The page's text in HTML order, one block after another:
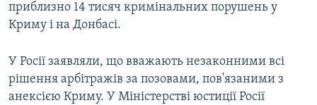
приблизно 14 тисяч кримінальних порушень у
Криму і на Донбасі.
У Росії заявляли, що вважають незаконними всі
рішення арбітражів за позовами, пов'язаними з
анексією Криму. У Міністерстві юстиції Росії